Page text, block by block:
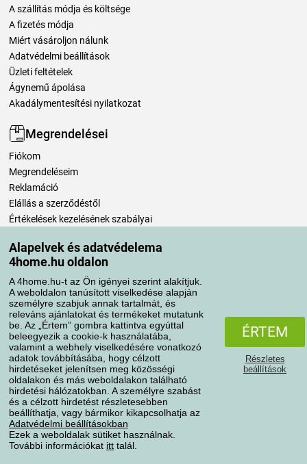
Alapelvek és adatvédelema
4home.hu oldalon
A 4home.hu-t az Ön igényei szerint alakítjuk.
A weboldalon tanúsított viselkedése alapján
személyre szabjuk annak tartalmát, és
releváns ajánlatokat és termékeket mutatunk
be. Az „Értem” gombra kattintva egyúttal
beleegyezik a cookie-k használatába,
valamint a webhely viselkedésére vonatkozó
adatok továbbításába, hogy célzott
hirdetéseket jelenítsen meg közösségi
oldalakon és más weboldalakon található
hirdetési hálózatokban. A személyre szabást
és a célzott hirdetést részletesebben
beállíthatja, vagy bármikor kikapcsolhatja az
Adatvédelmi beállításokban
Ezek a weboldalak sütiket használnak.
További információkat itt talál.
ÉRTEM
Részletes
beállítások
A szállítás módja és költsége
A fizetés módja
Miért vásároljon nálunk
Adatvédelmi beállítások
Üzleti feltételek
Ágynemű ápolása
Akadálymentesítési nyilatkozat
Megrendelései
Fiókom
Megrendeléseim
Reklamáció
Elállás a szerződéstől
Értékelések kezelésének szabályai
Szállítási módok
Fizetési módok
AdatvédelemSüti szabályzat
Minden jog fenntartva © 2004-2026 4home, a.s.